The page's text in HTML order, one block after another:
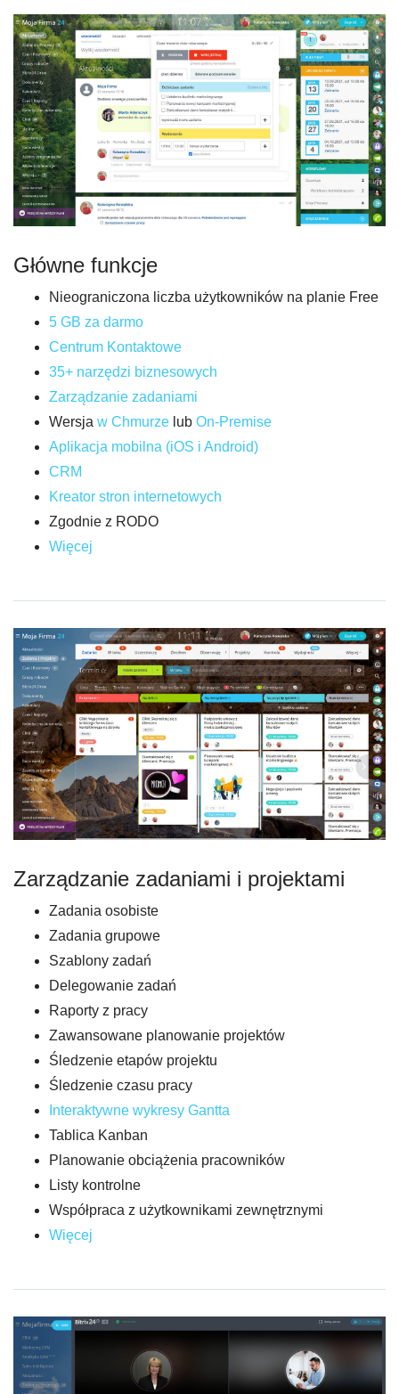
Główne funkcje
Nieograniczona liczba użytkowników na planie Free
5 GB za darmo
Centrum Kontaktowe
35+ narzędzi biznesowych
Zarządzanie zadaniami
Wersja w Chmurze lub On-Premise
Aplikacja mobilna (iOS i Android)
CRM
Kreator stron internetowych
Zgodnie z RODO
Więcej
Zarządzanie zadaniami i projektami
Zadania osobiste
Zadania grupowe
Szablony zadań
Delegowanie zadań
Raporty z pracy
Zawansowane planowanie projektów
Śledzenie etapów projektu
Śledzenie czasu pracy
Interaktywne wykresy Gantta
Tablica Kanban
Planowanie obciążenia pracowników
Listy kontrolne
Współpraca z użytkownikami zewnętrznymi
Więcej